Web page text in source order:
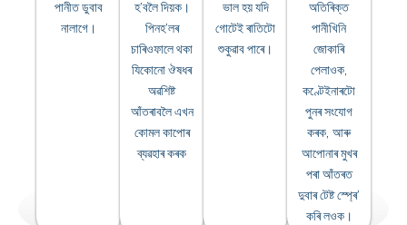
পানীত ডুবাব
নালাগে।
হ’বলৈ দিয়ক।
পিনহ’লৰ
চাৰিওফালে থকা
যিকোনো ঔষধৰ
অৱশিষ্ট
আঁতৰাবলৈ এখন
কোমল কাপোৰ
ব্যৱহাৰ কৰক
ভাল হয় যদি
গোটেই ৰাতিটো
শুকুৱাব পাৰে।
অতিৰিক্ত
পানীখিনি
জোকাৰি
পেলাওক,
কণ্টেইনাৰটো
পুনৰ সংযোগ
কৰক, আৰু
আপোনাৰ মুখৰ
পৰা আঁতৰত
দুবাৰ টেষ্ট স্প্ৰে’
কৰি লওক।